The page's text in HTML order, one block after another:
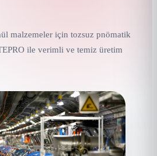
malzemeler için tozsuz pnömatik
ile verimli ve temiz üretim